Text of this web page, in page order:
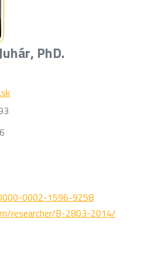
, PhD.
0002-1596-9258
researcher/B-2803-2014/